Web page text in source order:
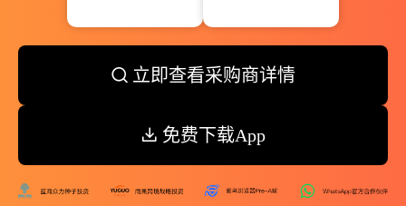
立即查看采购商详情
免费下载App